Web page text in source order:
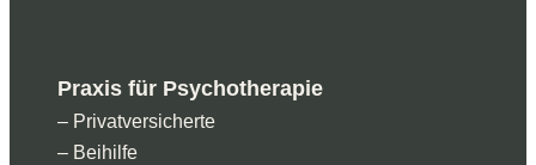
Praxis für Psychotherapie
– Privatversicherte
– Beihilfe